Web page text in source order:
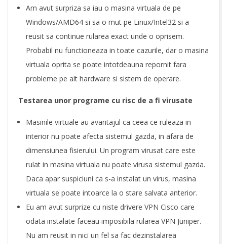
Am avut surpriza sa iau o masina virtuala de pe
Windows/AMD64 si sa o mut pe Linux/Intel32 si a
reusit sa continue rularea exact unde o oprisem.
Probabil nu functioneaza in toate cazurile, dar o masina
virtuala oprita se poate intotdeauna repornit fara
probleme pe alt hardware si sistem de operare.
Testarea unor programe cu risc de a fi virusate
Masinile virtuale au avantajul ca ceea ce ruleaza in
interior nu poate afecta sistemul gazda, in afara de
dimensiunea fisierului. Un program virusat care este
rulat in masina virtuala nu poate virusa sistemul gazda.
Daca apar suspiciuni ca s-a instalat un virus, masina
virtuala se poate intoarce la o stare salvata anterior.
Eu am avut surprize cu niste drivere VPN Cisco care
odata instalate faceau imposibila rularea VPN Juniper.
Nu am reusit in nici un fel sa fac dezinstalarea